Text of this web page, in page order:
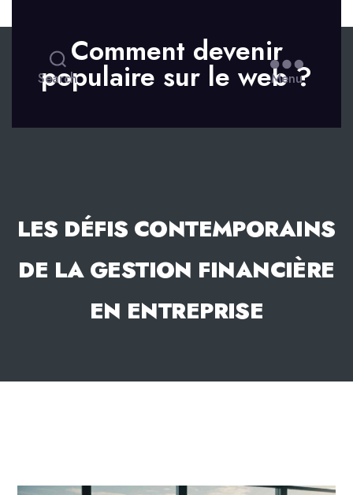
Search
Comment devenir
populaire sur le web ?
Menu
LES DÉFIS CONTEMPORAINS
DE LA GESTION FINANCIÈRE
EN ENTREPRISE